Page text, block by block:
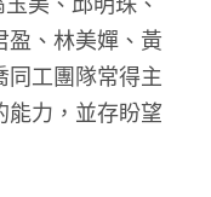
美、邱明珠、
盈、林美嬋、黃
同工團隊常得主
能力，並存盼望